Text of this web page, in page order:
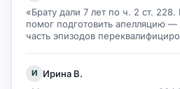
«Брату дали 7 лет по ч. 2 ст.
помог подготовить апелляцию —
часть эпизодов
И
Ирина В.